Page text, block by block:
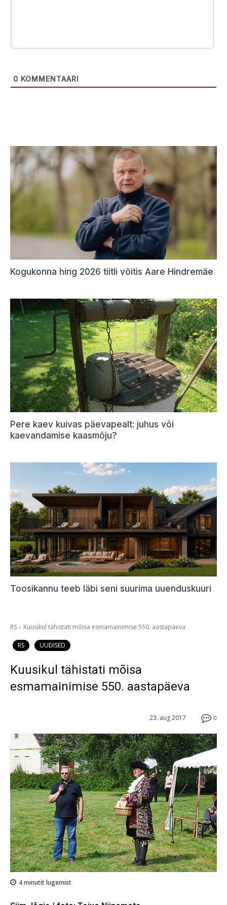
0 KOMMENTAARI
Kogukonna hing 2026 tiitli võitis Aare Hindremäe
Pere kaev kuivas päevapealt: juhus või
kaevandamise kaasmõju?
Toosikannu teeb läbi seni suurima uuenduskuuri